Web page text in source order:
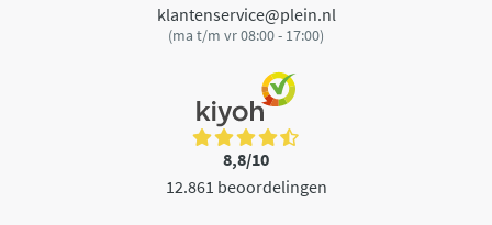
klantenservice@plein.nl
(ma t/m vr 08:00 - 17:00)
8,8/10
12.861 beoordelingen